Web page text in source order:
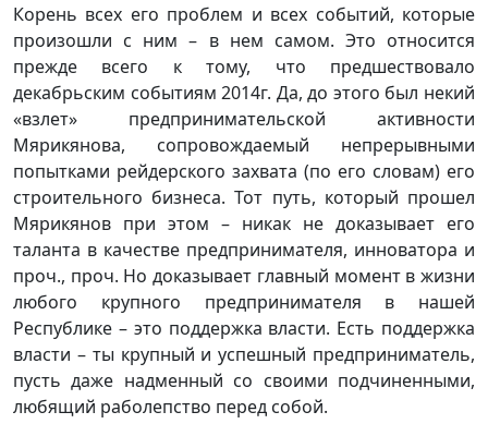
Корень всех его проблем и всех событий, которые
произошли с ним – в нем самом. Это относится
прежде всего к тому, что предшествовало
декабрьским событиям 2014г. Да, до этого был некий
«взлет» предпринимательской активности
Мярикянова, сопровождаемый непрерывными
попытками рейдерского захвата (по его словам) его
строительного бизнеса. Тот путь, который прошел
Мярикянов при этом – никак не доказывает его
таланта в качестве предпринимателя, инноватора и
проч., проч. Но доказывает главный момент в жизни
любого крупного предпринимателя в нашей
Республике – это поддержка власти. Есть поддержка
власти – ты крупный и успешный предприниматель,
пусть даже надменный со своими подчиненными,
любящий раболепство перед собой.